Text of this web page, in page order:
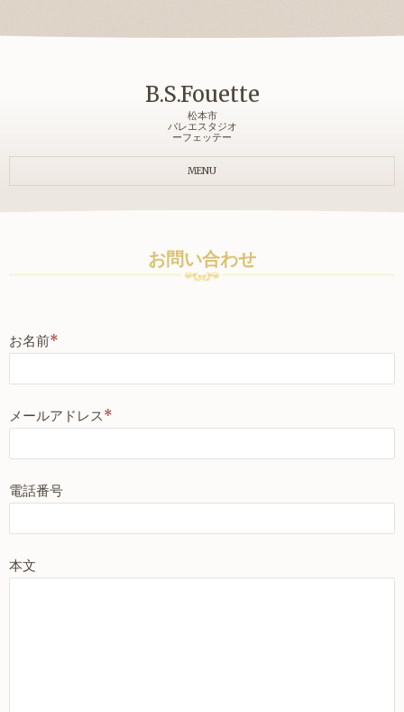
B.S.Fouette
松本市
バレエスタジオ
ーフェッテー
MENU
お問い合わせ
お名前*
メールアドレス*
電話番号
本文